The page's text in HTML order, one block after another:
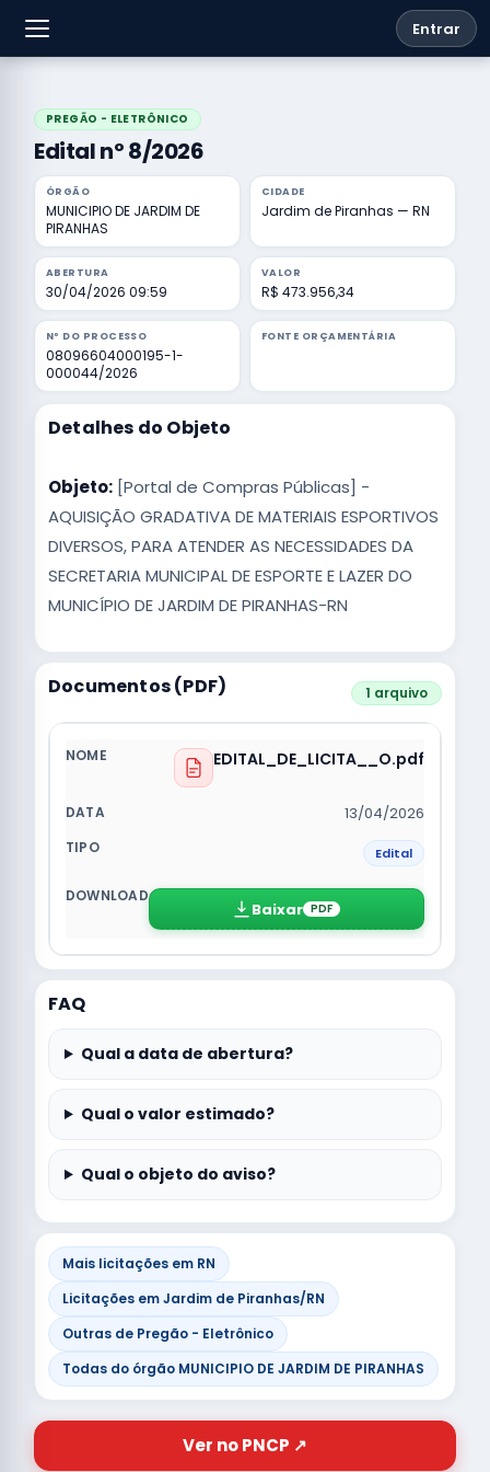
Entrar
PREGÃO - ELETRÔNICO
Edital nº 8/2026
ÓRGÃO
MUNICIPIO DE JARDIM DE
PIRANHAS
CIDADE
Jardim de Piranhas — RN
ABERTURA
30/04/2026 09:59
VALOR
R$ 473.956,34
Nº DO PROCESSO
08096604000195-1-
000044/2026
FONTE ORÇAMENTÁRIA
Detalhes do Objeto
Objeto: [Portal de Compras Públicas] -
AQUISIÇÃO GRADATIVA DE MATERIAIS ESPORTIVOS
DIVERSOS, PARA ATENDER AS NECESSIDADES DA
SECRETARIA MUNICIPAL DE ESPORTE E LAZER DO
MUNICÍPIO DE JARDIM DE PIRANHAS-RN
Documentos (PDF) 1 arquivo
EDITAL_DE_LICITA__O.pdf
13/04/2026
Edital
Baixar PDF
FAQ
Qual a data de abertura?
Qual o valor estimado?
Qual o objeto do aviso?
Mais licitações em RN
Licitações em Jardim de Piranhas/RN
Outras de Pregão - Eletrônico
Todas do órgão MUNICIPIO DE JARDIM DE PIRANHAS
Ver no PNCP ↗